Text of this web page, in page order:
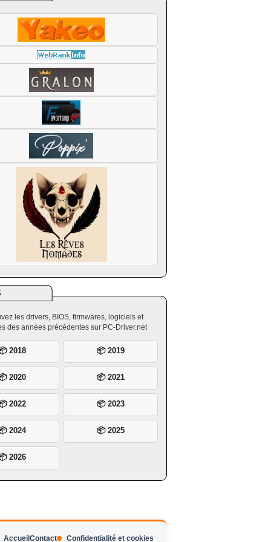
les drivers, BIOS, firmwares, logiciels et
des années précédentes sur PC-Driver.net
2018 📦 2019
2020 📦 2021
2022 📦 2023
2024 📦 2025
2026
Accueil Contact Confidentialité et cookies